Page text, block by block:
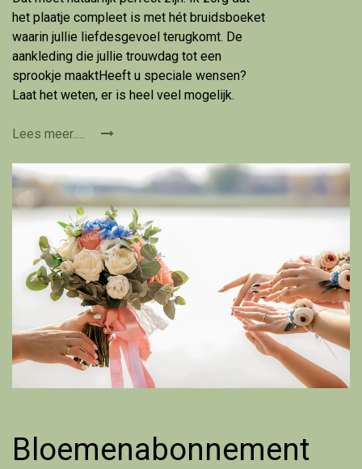
het plaatje compleet is met hét bruidsboeket
waarin jullie liefdesgevoel terugkomt. De
aankleding die jullie trouwdag tot een
sprookje maaktHeeft u speciale wensen?
Laat het weten, er is heel veel mogelijk.
Lees meer.....
Bloemenabonnement